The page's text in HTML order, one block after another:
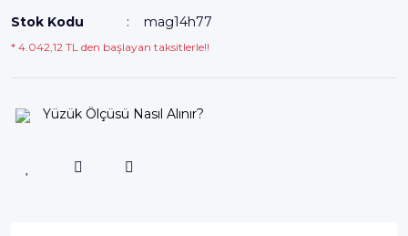
Stok Kodu
mag14h77
* 4.042,12 TL den başlayan taksitlerle!!
Yüzük Ölçüsü Nasıl Alınır?